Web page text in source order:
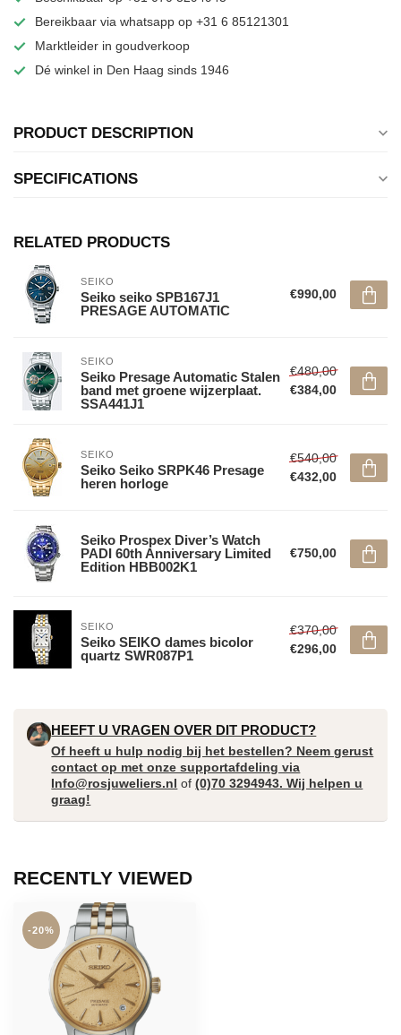
Bereikbaar via whatsapp op +31 6 85121301
Marktleider in goudverkoop
Dé winkel in Den Haag sinds 1946
PRODUCT DESCRIPTION
SPECIFICATIONS
RELATED PRODUCTS
SEIKO
Seiko seiko SPB167J1
PRESAGE AUTOMATIC
€990,00
SEIKO
Seiko Presage Automatic Stalen
band met groene wijzerplaat.
SSA441J1
€480,00
€384,00
SEIKO
Seiko Seiko SRPK46 Presage
heren horloge
€540,00
€432,00
Seiko Prospex Diver’s Watch
PADI 60th Anniversary Limited
Edition HBB002K1
€750,00
SEIKO
Seiko SEIKO dames bicolor
quartz SWR087P1
€370,00
€296,00
HEEFT U VRAGEN OVER DIT PRODUCT?
Of heeft u hulp nodig bij het bestellen? Neem gerust
contact op met onze supportafdeling via
Info@rosjuweliers.nl of(0)70 3294943. Wij helpen u
graag!
RECENTLY VIEWED
-20%